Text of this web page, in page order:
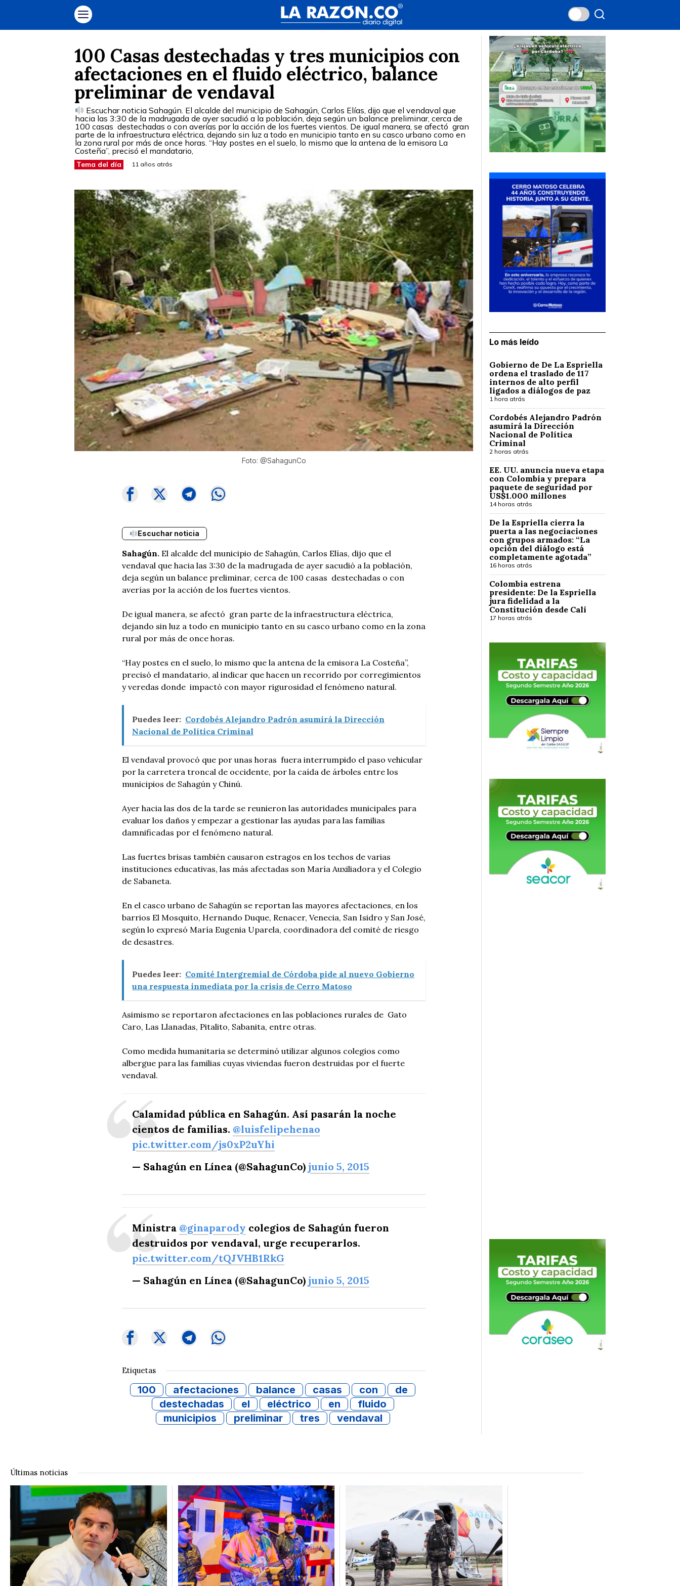
100 Casas destechadas y tres municipios con
afectaciones en el fluido eléctrico, balance
preliminar de vendaval
Escuchar noticia Sahagún. El alcalde del municipio de Sahagún, Carlos Elías, dijo que el vendaval que
hacia las 3:30 de la madrugada de ayer sacudió a la población, deja según un balance preliminar, cerca de
100 casas destechadas o con averías por la acción de los fuertes vientos. De igual manera, se afectó gran
parte de la infraestructura eléctrica, dejando sin luz a todo en municipio tanto en su casco urbano como en
la zona rural por más de once horas. “Hay postes en el suelo, lo mismo que la antena de la emisora La
Costeña”, precisó el mandatario,
Tema del día 11 años atrás
Foto: @SahagunCo
Escuchar noticia
Sahagún. El alcalde del municipio de Sahagún, Carlos Elías, dijo que el
vendaval que hacia las 3:30 de la madrugada de ayer sacudió a la población,
deja según un balance preliminar, cerca de 100 casas destechadas o con
averías por la acción de los fuertes vientos.
De igual manera, se afectó gran parte de la infraestructura eléctrica,
dejando sin luz a todo en municipio tanto en su casco urbano como en la zona
rural por más de once horas.
“Hay postes en el suelo, lo mismo que la antena de la emisora La Costeña”,
precisó el mandatario, al indicar que hacen un recorrido por corregimientos
y veredas donde impactó con mayor rigurosidad el fenómeno natural.
Puedes leer: Cordobés Alejandro Padrón asumirá la Dirección
Nacional de Política Criminal
El vendaval provocó que por unas horas fuera interrumpido el paso vehicular
por la carretera troncal de occidente, por la caída de árboles entre los
municipios de Sahagún y Chinú.
Ayer hacia las dos de la tarde se reunieron las autoridades municipales para
evaluar los daños y empezar a gestionar las ayudas para las familias
damnificadas por el fenómeno natural.
Las fuertes brisas también causaron estragos en los techos de varias
instituciones educativas, las más afectadas son María Auxiliadora y el Colegio
de Sabaneta.
En el casco urbano de Sahagún se reportan las mayores afectaciones, en los
barrios El Mosquito, Hernando Duque, Renacer, Venecia, San Isidro y San José,
según lo expresó María Eugenia Uparela, coordinadora del comité de riesgo
de desastres.
Puedes leer: Comité Intergremial de Córdoba pide al nuevo Gobierno
una respuesta inmediata por la crisis de Cerro Matoso
Asimismo se reportaron afectaciones en las poblaciones rurales de Gato
Caro, Las Llanadas, Pitalito, Sabanita, entre otras.
Como medida humanitaria se determinó utilizar algunos colegios como
albergue para las familias cuyas viviendas fueron destruidas por el fuerte
vendaval.
Calamidad pública en Sahagún. Así pasarán la noche
cientos de familias. @luisfelipehenao
pic.twitter.com/js0xP2uYhi
— Sahagún en Línea (@SahagunCo) junio 5, 2015
Ministra @ginaparody colegios de Sahagún fueron
destruidos por vendaval, urge recuperarlos.
pic.twitter.com/tQJVHB1RkG
— Sahagún en Línea (@SahagunCo) junio 5, 2015
Etiquetas
100 afectaciones balance casas con
de
destechadas
el eléctrico en
fluido
municipios
preliminar tres vendaval
Lo más leído
Gobierno de De La Espriella
ordena el traslado de 117
internos de alto perfil
ligados a diálogos de paz
1 hora atrás
Cordobés Alejandro Padrón
asumirá la Dirección
Nacional de Política
Criminal
2 horas atrás
EE. UU. anuncia nueva etapa
con Colombia y prepara
paquete de seguridad por
US$1.000 millones
14 horas atrás
De la Espriella cierra la
puerta a las negociaciones
con grupos armados: “La
opción del diálogo está
completamente agotada”
16 horas atrás
Colombia estrena
presidente: De la Espriella
jura fidelidad a la
Constitución desde Cali
17 horas atrás
Últimas noticias